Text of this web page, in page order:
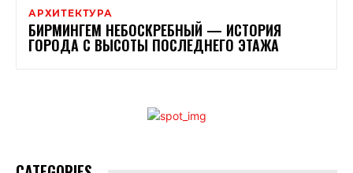
АРХИТЕКТУРА
БИРМИНГЕМ НЕБОСКРЕБНЫЙ — ИСТОРИЯ
ГОРОДА С ВЫСОТЫ ПОСЛЕДНЕГО ЭТАЖА